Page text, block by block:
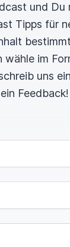
und Du
Tipps für
wähle im
uns
Feedback!